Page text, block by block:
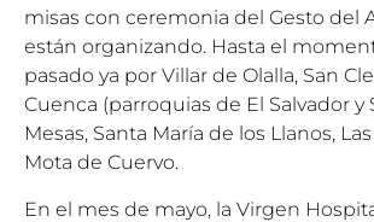
misas con ceremonia del Gesto del
están organizando. Hasta el
pasado ya por Villar de Olalla, San
Cuenca (parroquias de El Salvador y
Mesas, Santa María de los Llanos,
Mota de Cuervo.
En el mes de mayo, la Virgen